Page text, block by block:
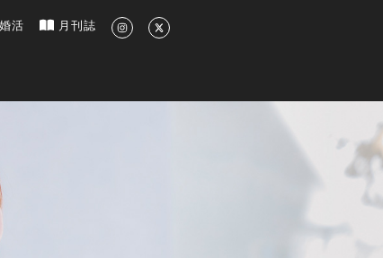
洗練されたライフスタイル情報
活 月刊誌